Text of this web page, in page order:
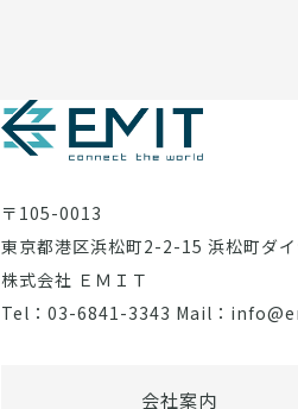
〒105-0013
東京都港区浜松町2-2-15 浜松町ダ
株式会社 ＥＭＩＴ
Tel：03-6841-3343 Mail：
会社案内